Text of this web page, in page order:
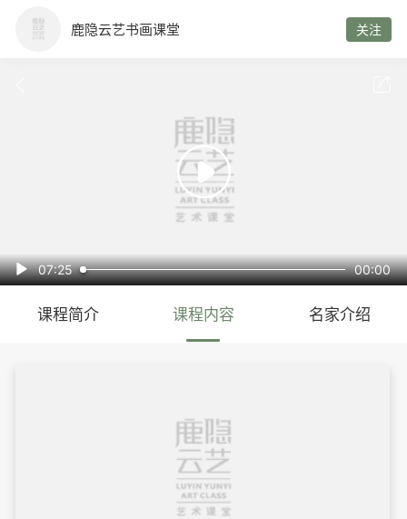
鹿隐云艺书画课堂 关注

 07:25 00:00
课程简介 课程内容 名家介绍